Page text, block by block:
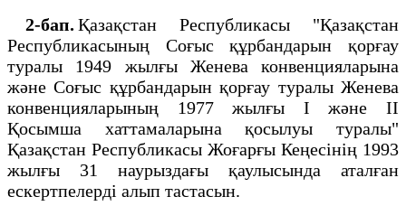
2-бап. Қазақстан Республикасы "Қазақстан
Республикасының Соғыс құрбандарын қорғау
туралы 1949 жылғы Женева конвенцияларына
және Соғыс құрбандарын қорғау туралы Женева
конвенцияларының 1977 жылғы I және II
Қосымша хаттамаларына қосылуы туралы"
Қазақстан Республикасы Жоғарғы Кеңесінің 1993
жылғы 31 наурыздағы қаулысында аталған
ескертпелерді алып тастасын.